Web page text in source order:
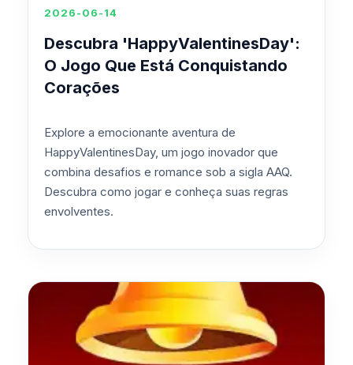
2026-06-14
Descubra 'HappyValentinesDay':
O Jogo Que Está Conquistando
Corações
Explore a emocionante aventura de
HappyValentinesDay, um jogo inovador que
combina desafios e romance sob a sigla AAQ.
Descubra como jogar e conheça suas regras
envolventes.